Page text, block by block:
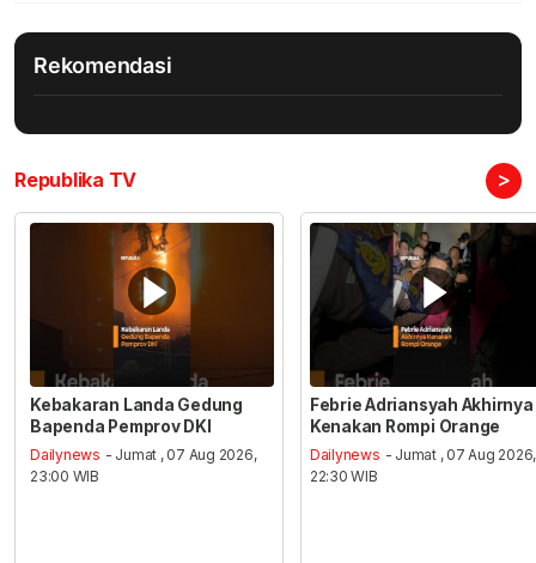
Rekomendasi
Republika TV >
Kebakaran Landa Gedung
Bapenda Pemprov DKI
Dailynews - Jumat , 07 Aug 2026,
23:00 WIB
Febrie Adriansyah Akhirnya
Kenakan Rompi Orange
Dailynews - Jumat , 07 Aug 2026,
22:30 WIB